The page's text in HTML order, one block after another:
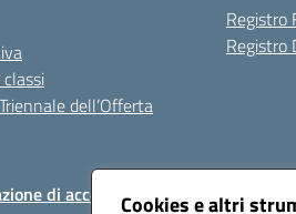
Cookies e altri
dell’Offerta
Registro
Registro
di accessibilità Note legali